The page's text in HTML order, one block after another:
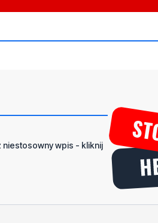
niestosowny wpis - kliknij